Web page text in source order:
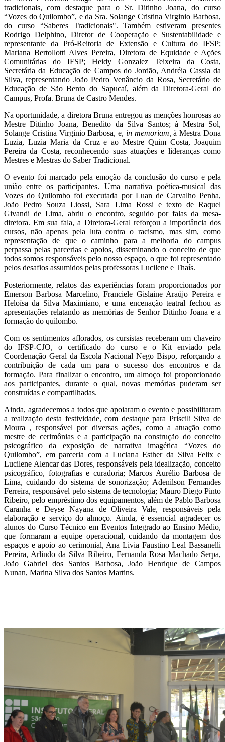
tradicionais, com destaque para o Sr. Ditinho Joana, do curso
“Vozes do Quilombo”, e da Sra. Solange Cristina Virginio Barbosa,
do curso “Saberes Tradicionais". Também estiveram presentes
Rodrigo Delphino, Diretor de Cooperação e Sustentabilidade e
representante da Pró-Reitoria de Extensão e Cultura do IFSP;
Mariana Bertollotti Alves Pereira, Diretora de Equidade e Ações
Comunitárias do IFSP; Heidy Gonzalez Teixeira da Costa,
Secretária da Educação de Campos do Jordão, Andréia Cassia da
Silva, representando João Pedro Venâncio da Rosa, Secretário de
Educação de São Bento do Sapucaí, além da Diretora-Geral do
Campus, Profa. Bruna de Castro Mendes.
Na oportunidade, a diretora Bruna entregou as menções honrosas ao
Mestre Ditinho Joana, Benedito da Silva Santos; à Mestra Sol,
Solange Cristina Virginio Barbosa, e, in memoriam, à Mestra Dona
Luzia, Luzia Maria da Cruz e ao Mestre Quim Costa, Joaquim
Pereira da Costa, reconhecendo suas atuações e lideranças como
Mestres e Mestras do Saber Tradicional.
O evento foi marcado pela emoção da conclusão do curso e pela
união entre os participantes. Uma narrativa poética-musical das
Vozes do Quilombo foi executada por Luan de Carvalho Penha,
João Pedro Souza Liossi, Sara Lima Rossi e texto de Raquel
Givandi de Lima, abriu o encontro, seguido por falas da mesa-
diretora. Em sua fala, a Diretora-Geral reforçou a importância dos
cursos, não apenas pela luta contra o racismo, mas sim, como
representação de que o caminho para a melhoria do campus
perpassa pelas parcerias e apoios, disseminando o conceito de que
todos somos responsáveis pelo nosso espaço, o que foi representado
pelos desafios assumidos pelas professoras Lucilene e Thaís.
Posteriormente, relatos das experiências foram proporcionados por
Emerson Barbosa Marcelino, Franciele Gislaine Araújo Pereira e
Heloísa da Silva Maximiano, e uma encenação teatral fechou as
apresentações relatando as memórias de Senhor Ditinho Joana e a
formação do quilombo.
Com os sentimentos aflorados, os cursistas receberam um chaveiro
do IFSP-CJO, o certificado do curso e o Kit enviado pela
Coordenação Geral da Escola Nacional Nego Bispo, reforçando a
contribuição de cada um para o sucesso dos encontros e da
formação. Para finalizar o encontro, um almoço foi proporcionado
aos participantes, durante o qual, novas memórias puderam ser
construídas e compartilhadas.
Ainda, agradecemos a todos que apoiaram o evento e possibilitaram
a realização desta festividade, com destaque para Priscili Silva de
Moura , responsável por diversas ações, como a atuação como
mestre de cerimônias e a participação na construção do conceito
psicográfico da exposição de narrativa imagética “Vozes do
Quilombo”, em parceria com a Luciana Esther da Silva Felix e
Lucilene Alencar das Dores, responsáveis pela idealização, conceito
psicográfico, fotografias e curadoria; Marcos Aurélio Barbosa de
Lima, cuidando do sistema de sonorização; Adenilson Fernandes
Ferreira, responsável pelo sistema de tecnologia; Mauro Diego Pinto
Ribeiro, pelo empréstimo dos equipamentos, além de Pablo Barbosa
Caranha e Deyse Nayana de Oliveira Vale, responsáveis pela
elaboração e serviço do almoço. Ainda, é essencial agradecer os
alunos do Curso Técnico em Eventos Integrado ao Ensino Médio,
que formaram a equipe operacional, cuidando da montagem dos
espaços e apoio ao cerimonial, Ana Livia Faustino Leal Bassanelli
Pereira, Arlindo da Silva Ribeiro, Fernanda Rosa Machado Serpa,
João Gabriel dos Santos Barbosa, João Henrique de Campos
Nunan, Marina Silva dos Santos Martins.